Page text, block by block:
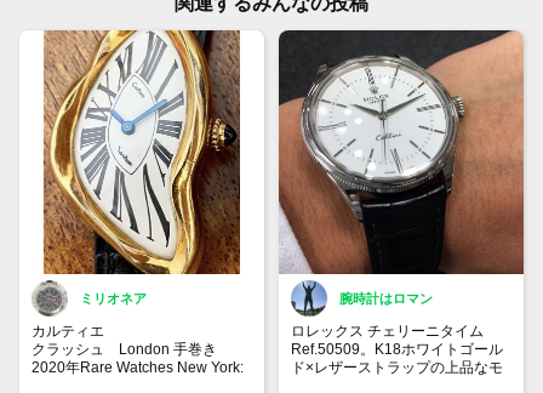
ミリオネア
カルティエ
クラッシュ London 手巻き
2020年Rare Watches New York:
腕時計はロマン
ロレックス チェリーニタイム
Ref.50509。K18ホワイトゴール
ド×レザーストラップの上品なモ